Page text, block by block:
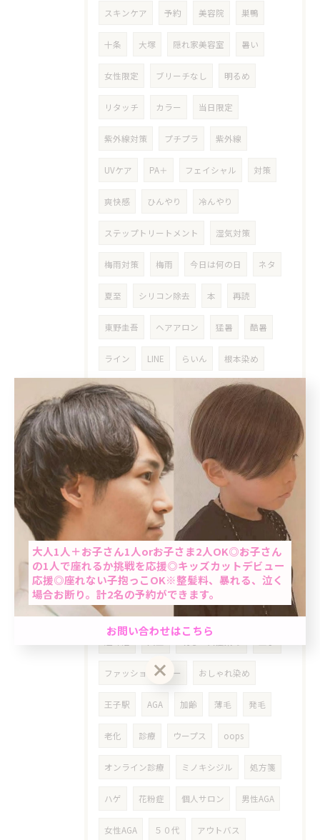
スキンケア 予約 美容院 巣鴨
十条 大塚 隠れ家美容室 暑い
女性限定 ブリーチなし 明るめ
リタッチ カラー 当日限定
紫外線対策 プチプラ 紫外線
UVケア PA＋ フェイシャル 対策
爽快感 ひんやり 冷んやり
ステップトリートメント 湿気対策
梅雨対策 梅雨 今日は何の日 ネタ
夏至 シリコン除去 本 再読
東野圭吾 ヘアアロン 猛暑 酷暑
ライン LINE らいん 根本染め
女性 明るめ白髪染め
東十条 乾燥対策 シニア 高齢者
おばちゃんパーマ ミントベル
マリンブルーシャンプー 60歳以上
６０代 ７０代 真夏
だるさ 疲れ 気分転換 お知らせ
リタッチヘアカラー ベビーカー
ベビーカーOK
ファッションカラー おしゃれ染め
王子駅 AGA 加齢 薄毛 発毛
老化 診療 ウープス oops
オンライン診療 ミノキシジル 処方箋
ハゲ 花粉症 個人サロン 男性AGA
女性AGA ５０代 アウトバス
当日予約OK
大人1人＋お子さん1人orお子さま2人OK◎お子さん
の1人で座れるか挑戦を応援◎キッズカットデビュー
応援◎座れない子抱っこOK※整髪料、暴れる、泣く
場合お断り。計2名の予約ができます。
お問い合わせはこちら
男性限定★最短60分で完了のクイック白髪染め＆カ
ット☆「ちょっと気になる…」を気軽にケア。週末
前におすすめ◎自然で清潔感のある仕上がり☆